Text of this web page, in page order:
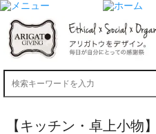
【キッチン・卓上小物